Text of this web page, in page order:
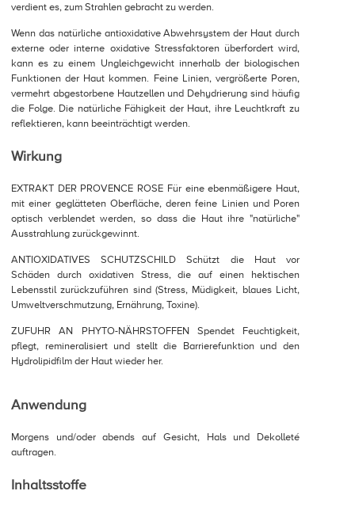
verdient es, zum Strahlen gebracht zu werden.
Wenn das natürliche antioxidative Abwehrsystem der Haut durch
externe oder interne oxidative Stressfaktoren überfordert wird,
kann es zu einem Ungleichgewicht innerhalb der biologischen
Funktionen der Haut kommen. Feine Linien, vergrößerte Poren,
vermehrt abgestorbene Hautzellen und Dehydrierung sind häufig
die Folge. Die natürliche Fähigkeit der Haut, ihre Leuchtkraft zu
reflektieren, kann beeinträchtigt werden.
Wirkung
EXTRAKT DER PROVENCE ROSE Für eine ebenmäßigere Haut,
mit einer geglätteten Oberfläche, deren feine Linien und Poren
optisch verblendet werden, so dass die Haut ihre "natürliche"
Ausstrahlung zurückgewinnt.
ANTIOXIDATIVES SCHUTZSCHILD Schützt die Haut vor
Schäden durch oxidativen Stress, die auf einen hektischen
Lebensstil zurückzuführen sind (Stress, Müdigkeit, blaues Licht,
Umweltverschmutzung, Ernährung, Toxine).
ZUFUHR AN PHYTO-NÄHRSTOFFEN Spendet Feuchtigkeit,
pflegt, remineralisiert und stellt die Barrierefunktion und den
Hydrolipidfilm der Haut wieder her.
Anwendung
Morgens und/oder abends auf Gesicht, Hals und Dekolleté
auftragen.
Inhaltsstoffe